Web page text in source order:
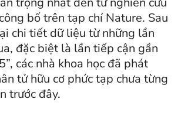
bố trên tạp chí Nature. Sau
chi tiết dữ liệu từ những lần
đặc biệt là lần tiếp cận gần
các nhà khoa học đã phát
tử hữu cơ phức tạp chưa từng
trước đây.